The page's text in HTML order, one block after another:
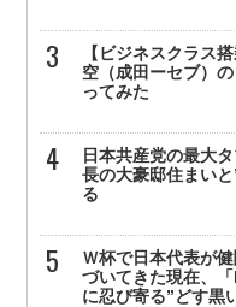
【ビジネスクラス
空（成田ーセブ）
ってみた
日本共産党の最大
長の大豪邸住まい
る
Ｗ杯で日本代表が
づいてきた現在、
に忍び寄る”どす黒